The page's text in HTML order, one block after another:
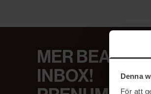
Denna
För att
MER BEAUTY
INBOX!